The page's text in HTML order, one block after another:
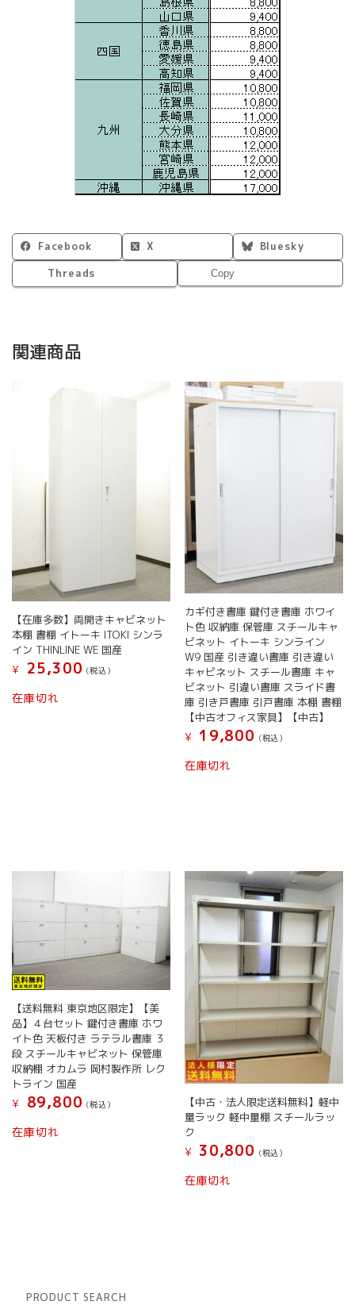
Facebook X
Bluesky
Threads
Copy
関連商品
【在庫多数】両開きキャビネット
本棚 書棚 イトーキ ITOKI シンラ
イン THINLINE WE 国産
¥
25,300 (税込）
在庫切れ
カギ付き書庫 鍵付き書庫 ホワイ
ト色 収納庫 保管庫 スチールキャ
ビネット イトーキ シンライン
W9 国産 引き違い書庫 引き違い
キャビネット スチール書庫 キャ
ビネット 引違い書庫 スライド書
庫 引き戸書庫 引戸書庫 本棚 書棚
【中古オフィス家具】【中古】
¥
19,800 (税込）
在庫切れ
【送料無料 東京地区限定】【美
品】４台セット 鍵付き書庫 ホワ
イト色 天板付き ラテラル書庫 ３
段 スチールキャビネット 保管庫
収納棚 オカムラ 岡村製作所 レク
トライン 国産
¥
89,800 (税込）
在庫切れ
【中古・法人限定送料無料】軽中
量ラック 軽中量棚 スチールラッ
ク
¥
30,800 (税込）
在庫切れ
PRODUCT SEARCH